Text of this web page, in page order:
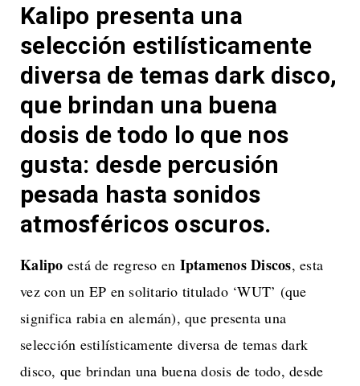
Kalipo presenta una
selección estilísticamente
diversa de temas dark disco,
que brindan una buena
dosis de todo lo que nos
gusta: desde percusión
pesada hasta sonidos
atmosféricos oscuros.
Kalipo está de regreso en Iptamenos Discos, esta
vez con un EP en solitario titulado ‘WUT’ (que
significa rabia en alemán), que presenta una
selección estilísticamente diversa de temas dark
disco, que brindan una buena dosis de todo, desde